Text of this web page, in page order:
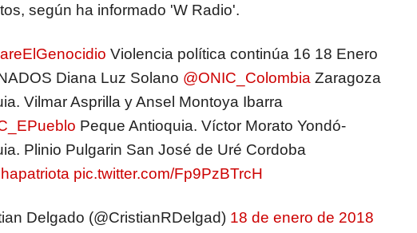
según ha informado 'W Radio'.
Violencia política continúa 16 18 Enero
Diana Luz Solano @ONIC_Colombia Zaragoza
Vilmar Asprilla y Ansel Montoya Ibarra
Peque Antioquia. Víctor Morato Yondó-
Plinio Pulgarin San José de Uré Cordoba
pic.twitter.com/Fp9PzBTrcH
Delgado (@CristianRDelgad) 18 de enero de 2018